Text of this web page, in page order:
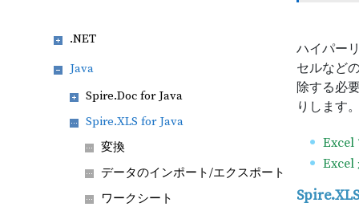
ハイパー
セルなど
除する必
りします
Excel
Excel
.NET
Java
Spire.Doc for Java
Spire.XLS for Java
変換
データのインポート/エクスポート
ワークシート